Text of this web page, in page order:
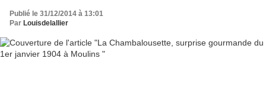
Publié le 31/12/2014 à 13:01
Par Louisdelallier